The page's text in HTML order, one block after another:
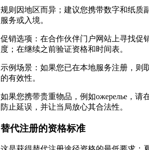
规则因地区而异；建议您携带数字和纸质
服务或入境。
促销选项：在合作伙伴门户网站上寻找促
度；在继续之前验证资格和时间表。
示例场景：如果您已在本地服务注册，则
的有效性。
如果您携带贵重物品，例如ожерелье，
防止延误，并让当局放心其合法性。
替代注册的资格标准